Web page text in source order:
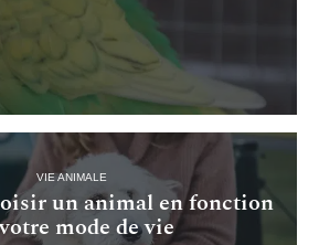
VIE ANIMALE
un animal en fonction
mode de vie